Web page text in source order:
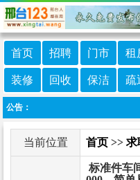
首页 招聘 门市 租
装修 回收 保洁 疏
公告：
当前位置 首页 >> 求
标准件车